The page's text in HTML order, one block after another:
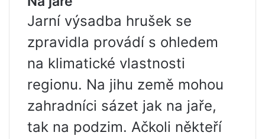
Jarní výsadba hrušek se
zpravidla provádí s ohledem
na klimatické vlastnosti
regionu. Na jihu země mohou
zahradníci sázet jak na jaře,
tak na podzim. Ačkoli někteří